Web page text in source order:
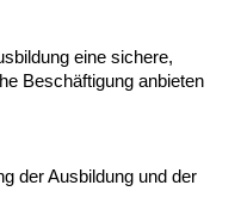
eine sichere,
Beschäftigung anbieten
der Ausbildung und der